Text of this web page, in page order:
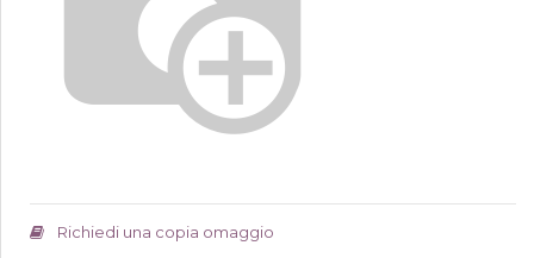
Richiedi una copia omaggio